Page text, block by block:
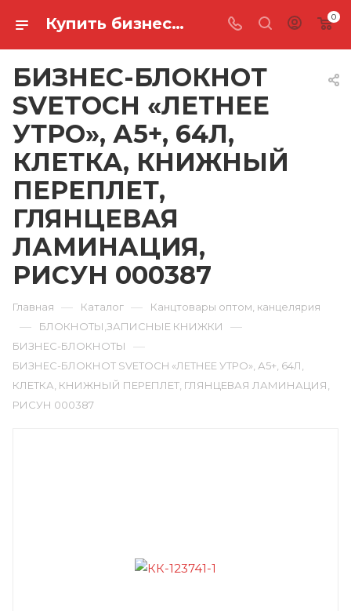
Купить бизнес-блокнот svetoch «летнее утро», а5+, 64л, клетка, книжный переплет, глянцевая ламинация, рисун 000387 в Ростове-на-Дону 0
БИЗНЕС-БЛОКНОТ
SVETOCH «ЛЕТНЕЕ
УТРО», А5+, 64Л,
КЛЕТКА, КНИЖНЫЙ
ПЕРЕПЛЕТ,
ГЛЯНЦЕВАЯ
ЛАМИНАЦИЯ,
РИСУН 000387
Главная — Каталог — Канцтовары оптом, канцелярия
— БЛОКНОТЫ,ЗАПИСНЫЕ КНИЖКИ —
БИЗНЕС-БЛОКНОТЫ —
БИЗНЕС-БЛОКНОТ SVETOCH «ЛЕТНЕЕ УТРО», А5+, 64Л,
КЛЕТКА, КНИЖНЫЙ ПЕРЕПЛЕТ, ГЛЯНЦЕВАЯ ЛАМИНАЦИЯ,
РИСУН 000387